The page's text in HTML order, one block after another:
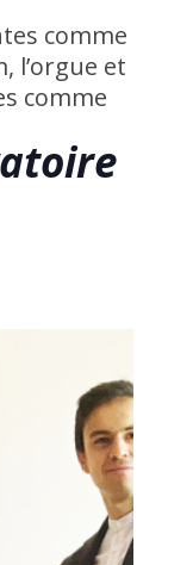
comme
l’orgue et
comme